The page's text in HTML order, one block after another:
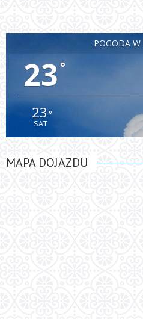
POGODA
23 °
23°
SAT
MAPA DOJAZDU